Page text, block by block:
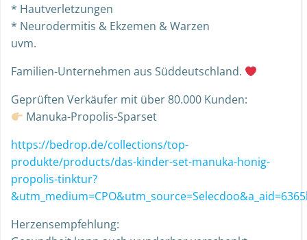
* Hautverletzungen
* Neurodermitis & Ekzemen & Warzen
uvm.
Familien-Unternehmen aus Süddeutschland.
Geprüften Verkäufer mit über 80.000 Kunden:
Manuka-Propolis-Sparset
https://bedrop.de/collections/top-
produkte/products/das-kinder-set-manuka-honig-
propolis-tinktur?
Herzensempfehlung: